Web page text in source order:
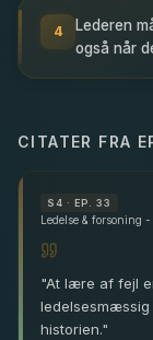
4
Lederen
også når
CITATER FRA
S4 · EP. 33
"At lære af fejl
ledelsesmæssig
historien."